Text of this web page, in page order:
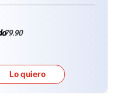
79.90
Lo quiero